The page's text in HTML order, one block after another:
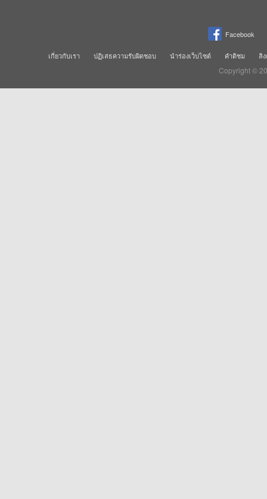
Facebook
เกี่ยวกับเรา ปฏิเสธความรับผิดชอบ นำร่องเว็บไซต์ คำติชม ลิ
Copyright ©